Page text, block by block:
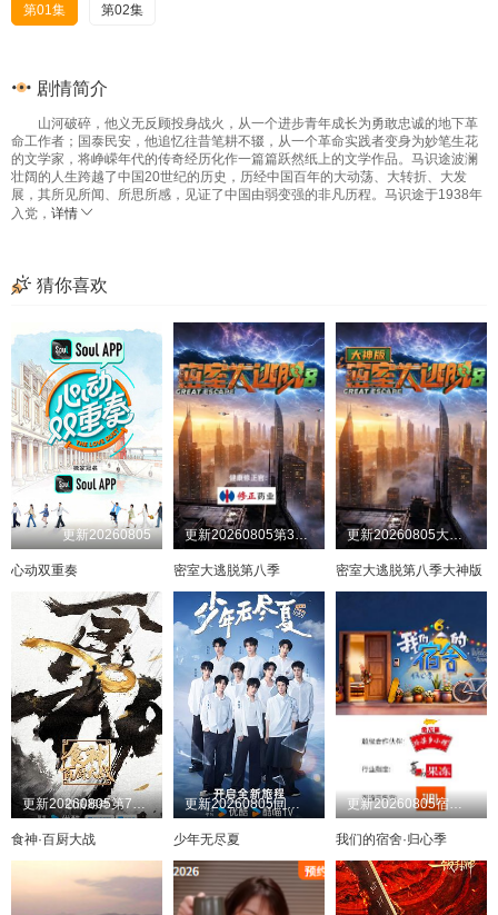
第01集 第02集
剧情简介
山河破碎，他义无反顾投身战火，从一个进步青年成长为勇敢忠诚的地下革
命工作者；国泰民安，他追忆往昔笔耕不辍，从一个革命实践者变身为妙笔生花
的文学家，将峥嵘年代的传奇经历化作一篇篇跃然纸上的文学作品。马识途波澜
壮阔的人生跨越了中国20世纪的历史，历经中国百年的大动荡、大转折、大发
展，其所见所闻、所思所感，见证了中国由弱变强的非凡历程。马识途于1938年
入党， 详情
猜你喜欢
更新20260805
心动双重奏
更新20260805第3期：公馆离情Ⅰ上
密室大逃脱第八季
更新20260805大神版第3期：密神团飙戏圆谎二
密室大逃脱第八季大神版
更新20260805第7期上
食神·百厨大战 少年无尽夏
更新20260805宿舍不熄灯第11期
我们的宿舍·归心季